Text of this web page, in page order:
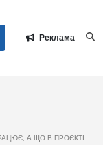
Реклама
А ЩО В ПРОЄКТІ